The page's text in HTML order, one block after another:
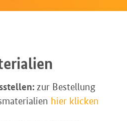
zur Bestellung
hier klicken